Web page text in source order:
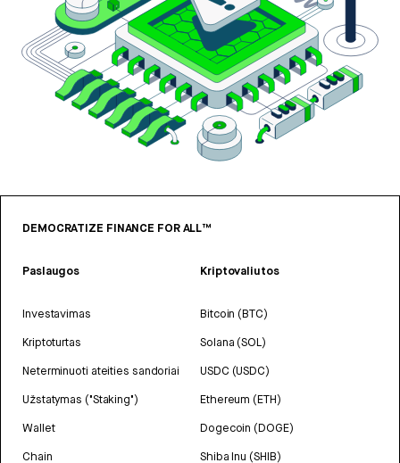
DEMOCRATIZE FINANCE FOR ALL™
Paslaugos
Investavimas
Kriptoturtas
Neterminuoti ateities sandoriai
Užstatymas ("Staking")
Wallet
Chain
Kriptovaliutos
Bitcoin (BTC)
Solana (SOL)
USDC (USDC)
Ethereum (ETH)
Dogecoin (DOGE)
Shiba Inu (SHIB)